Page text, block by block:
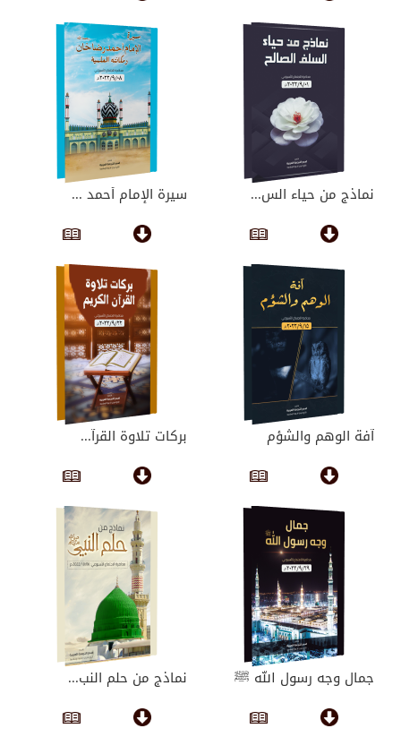
نماذج من حياء الس... سيرة الإمام أحمد ...
آفة الوهم والشؤم بركات تلاوة القرآ...
جمال وجه رسول الله ﷺ نماذج من حلم النب...